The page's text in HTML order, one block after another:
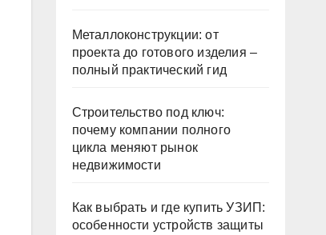
Металлоконструкции: от
проекта до готового изделия –
полный практический гид
Строительство под ключ:
почему компании полного
цикла меняют рынок
недвижимости
Как выбрать и где купить УЗИП:
особенности устройств защиты